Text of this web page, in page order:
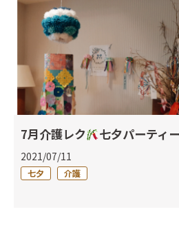
7月介護レク 七夕パーティー
2021/07/11
七夕 介護